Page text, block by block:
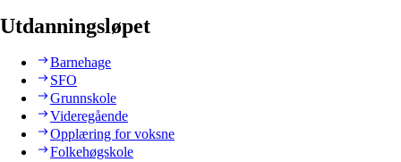
Utdanningsløpet
Barnehage
SFO
Grunnskole
Videregående
Opplæring for voksne
Folkehøgskole